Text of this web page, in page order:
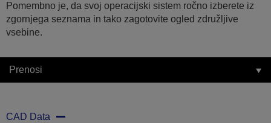
Pomembno je, da svoj operacijski sistem ročno izberete iz
zgornjega seznama in tako zagotovite ogled združljive
vsebine.
Prenosi
CAD Data